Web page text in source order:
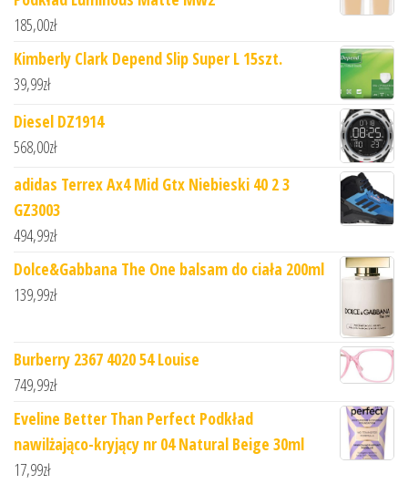
185,00zł
Kimberly Clark Depend Slip Super L 15szt.
39,99zł
Diesel DZ1914
568,00zł
adidas Terrex Ax4 Mid Gtx Niebieski 40 2 3
GZ3003
494,99zł
Dolce&Gabbana The One balsam do ciała 200ml
139,99zł
Burberry 2367 4020 54 Louise
749,99zł
Eveline Better Than Perfect Podkład
nawilżająco-kryjący nr 04 Natural Beige 30ml
17,99zł